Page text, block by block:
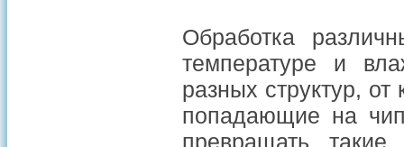
Обработка
температуре и
разных структур, от
попадающие на
превращать